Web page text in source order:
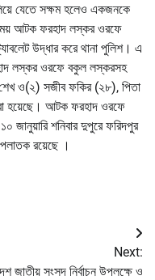
যেতে সক্ষম হলেও একজনকে
আটক ফরহাদ লস্কর ওরফে
উদ্ধার করে থানা পুলিশ। এ
লস্কর ওরফে বকুল লস্করসহ
ও(২) সজীব ফকির (২৮), পিতা
হয়েছে। আটক ফরহাদ ওরফে
জানুয়ারি শনিবার দুপুরে ফরিদপুর
রয়েছে ।
Next:
জাতীয় সংসদ নির্বাচন উপলক্ষে ও